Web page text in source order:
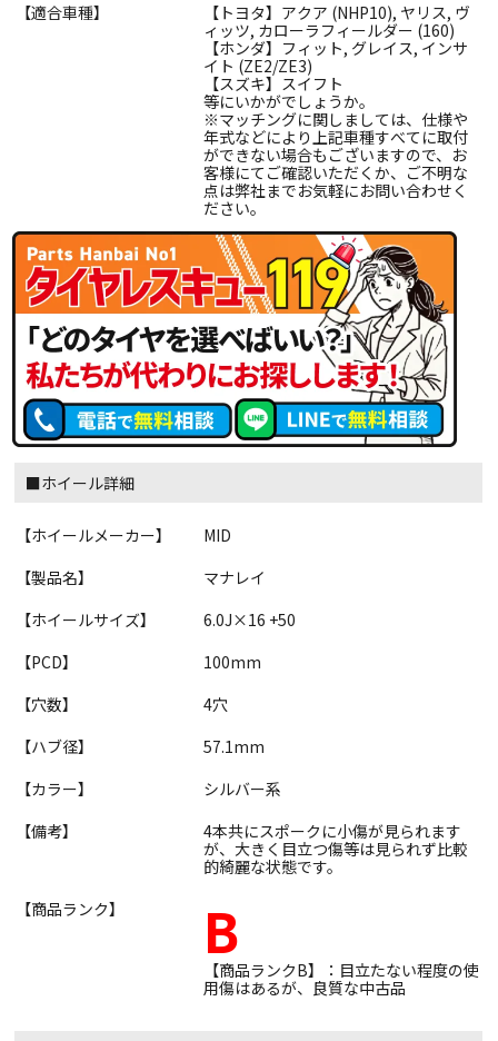
【適合車種】
【トヨタ】アクア (NHP10), ヤリス, ヴ
ィッツ, カローラフィールダー (160)
【ホンダ】フィット, グレイス, インサ
イト (ZE2/ZE3)
【スズキ】スイフト
等にいかがでしょうか。
※マッチングに関しましては、仕様や
年式などにより上記車種すべてに取付
ができない場合もございますので、お
客様にてご確認いただくか、ご不明な
点は弊社までお気軽にお問い合わせく
ださい。
■ホイール詳細
【ホイールメーカー】
MID
【製品名】
マナレイ
【ホイールサイズ】
6.0J×16 +50
【PCD】
100mm
【穴数】
4穴
【ハブ径】
57.1mm
【カラー】
シルバー系
【備考】
4本共にスポークに小傷が見られます
が、大きく目立つ傷等は見られず比較
的綺麗な状態です。
【商品ランク】
B
【商品ランクB】：目立たない程度の使
用傷はあるが、良質な中古品